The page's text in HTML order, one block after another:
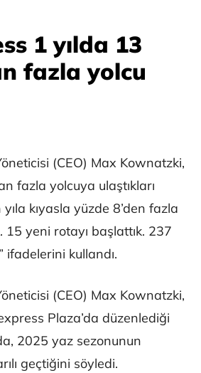
1 yılda 13
fazla yolcu
(CEO) Max Kownatzki,
fazla yolcuya ulaştıkları
kıyasla yüzde 8’den fazla
15 yeni rotayı başlattık. 237
ifadelerini kullandı.
(CEO) Max Kownatzki,
Plaza’da düzenlediği
2025 yaz sezonunun
geçtiğini söyledi.